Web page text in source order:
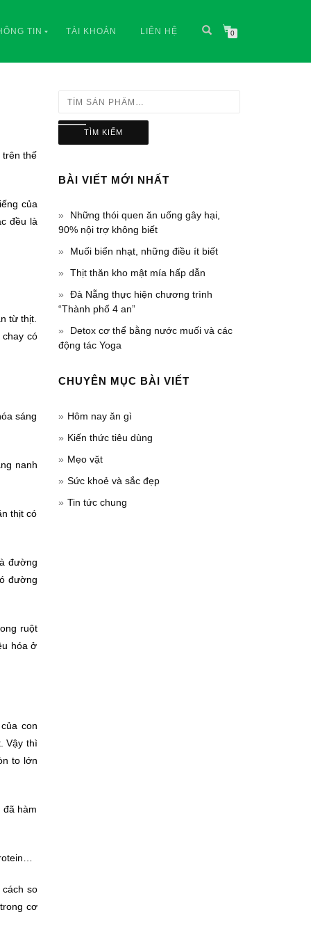
TIN TÀI KHOẢN LIÊN HỆ 0
trên thế
của
đều là
từ thịt.
chay có
sáng
nanh
thịt có
đường
đường
ruột
hóa ở
con
Vậy thì
to lớn
hàm
so
cơ
TÌM KIẾM
BÀI VIẾT MỚI NHẤT
Những thói quen ăn uống gây hại,
90% nội trợ không biết
Muối biển nhạt, những điều ít biết
Thịt thăn kho mật mía hấp dẫn
Đà Nẵng thực hiện chương trình
“Thành phố 4 an”
Detox cơ thể bằng nước muối và các
động tác Yoga
CHUYÊN MỤC BÀI VIẾT
Hôm nay ăn gì
Kiến thức tiêu dùng
Mẹo vặt
Sức khoẻ và sắc đẹp
Tin tức chung